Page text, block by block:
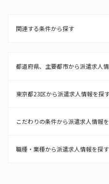
関連する条件から探す
都道府県、主要都市から派遣求人
東京都23区から派遣求人情報を探
こだわりの条件から派遣求人情報
職種・業種から派遣求人情報を探す